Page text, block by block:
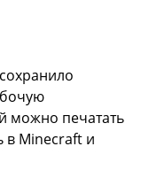
можно печатать
в Minecraft и